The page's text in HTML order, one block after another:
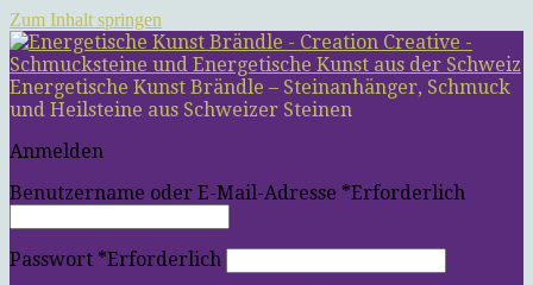
Zum Inhalt springen
Energetische Kunst Brändle – Steinanhänger, Schmuck
und Heilsteine aus Schweizer Steinen
Anmelden
Benutzername oder E-Mail-Adresse *Erforderlich
Passwort *Erforderlich